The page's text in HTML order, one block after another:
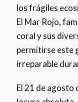
los frágiles
El Mar Rojo,
coral y sus
permitirse este
irreparable
El 21 de agosto